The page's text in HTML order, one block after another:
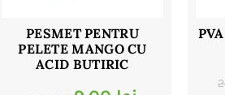
PESMET PENTRU
PELETE MANGO CU
ACID BUTIRIC